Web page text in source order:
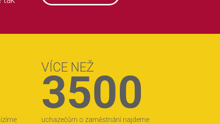
VÍCE NEŽ
3500
uchazečům o zaměstnání najdeme